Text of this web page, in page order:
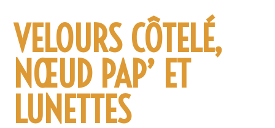
VELOURS CÔTELÉ,
NŒUD PAP’ ET
LUNETTES